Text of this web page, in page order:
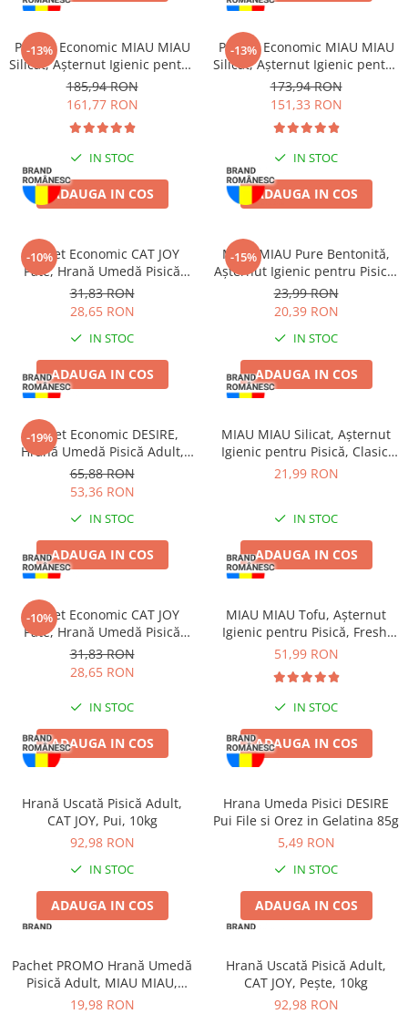
-13%
Pachet Economic MIAU MIAU
Silicat, Așternut Igienic pentru
Pisică, Clumping, 6x5L
185,94 RON
161,77 RON
IN STOC
ADAUGA IN COS
-13%
Pachet Economic MIAU MIAU
Silicat, Așternut Igienic pentru
Pisică, Lavandă, 6x5L
173,94 RON
151,33 RON
IN STOC
ADAUGA IN COS
-10%
Pachet Economic CAT JOY
Pate, Hrană Umedă Pisică
Adult, Pește, 16x100g
31,83 RON
28,65 RON
IN STOC
ADAUGA IN COS
-15%
MIAU MIAU Pure Bentonită,
Așternut Igienic pentru Pisică,
Lavandă, 5L
23,99 RON
20,39 RON
IN STOC
ADAUGA IN COS
-19%
Pachet Economic DESIRE,
Hrană Umedă Pisică Adult,
Ton File și Creveți în Supă,
12x70g
65,88 RON
53,36 RON
IN STOC
ADAUGA IN COS
MIAU MIAU Silicat, Așternut
Igienic pentru Pisică, Clasic,
3.8L
21,99 RON
IN STOC
ADAUGA IN COS
-10%
Pachet Economic CAT JOY
Pate, Hrană Umedă Pisică
Adult, Vită, 16x100g
31,83 RON
28,65 RON
IN STOC
ADAUGA IN COS
MIAU MIAU Tofu, Așternut
Igienic pentru Pisică, Fresh,
10L
51,99 RON
IN STOC
ADAUGA IN COS
Hrană Uscată Pisică Adult,
CAT JOY, Pui, 10kg
92,98 RON
IN STOC
ADAUGA IN COS
Hrana Umeda Pisici DESIRE
Pui File si Orez in Gelatina 85g
5,49 RON
IN STOC
ADAUGA IN COS
Pachet PROMO Hrană Umedă
Pisică Adult, MIAU MIAU,
Curcan în sos, 12x100g
19,98 RON
Hrană Uscată Pisică Adult,
CAT JOY, Pește, 10kg
92,98 RON